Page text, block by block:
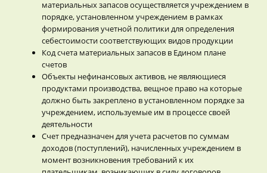
материальных запасов осуществляется учреждением в
порядке, установленном учреждением в рамках
формирования учетной политики для определения
себестоимости соответствующих видов продукции
Код счета материальных запасов в Едином плане
счетов
Объекты нефинансовых активов, не являющиеся
продуктами производства, вещное право на которые
должно быть закреплено в установленном порядке за
учреждением, используемые им в процессе своей
деятельности
Счет предназначен для учета расчетов по суммам
доходов (поступлений), начисленных учреждением в
момент возникновения требований к их